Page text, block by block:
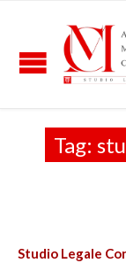
Tag:
Studio Legale